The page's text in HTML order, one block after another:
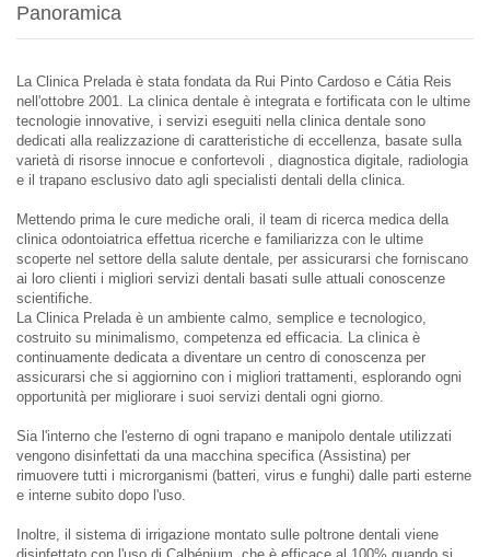
Panoramica
La Clinica Prelada è stata fondata da Rui Pinto Cardoso e Cátia Reis
nell'ottobre 2001. La clinica dentale è integrata e fortificata con le ultime
tecnologie innovative, i servizi eseguiti nella clinica dentale sono
dedicati alla realizzazione di caratteristiche di eccellenza, basate sulla
varietà di risorse innocue e confortevoli , diagnostica digitale, radiologia
e il trapano esclusivo dato agli specialisti dentali della clinica.
Mettendo prima le cure mediche orali, il team di ricerca medica della
clinica odontoiatrica effettua ricerche e familiarizza con le ultime
scoperte nel settore della salute dentale, per assicurarsi che forniscano
ai loro clienti i migliori servizi dentali basati sulle attuali conoscenze
scientifiche.
La Clinica Prelada è un ambiente calmo, semplice e tecnologico,
costruito su minimalismo, competenza ed efficacia. La clinica è
continuamente dedicata a diventare un centro di conoscenza per
assicurarsi che si aggiornino con i migliori trattamenti, esplorando ogni
opportunità per migliorare i suoi servizi dentali ogni giorno.
Sia l'interno che l'esterno di ogni trapano e manipolo dentale utilizzati
vengono disinfettati da una macchina specifica (Assistina) per
rimuovere tutti i microrganismi (batteri, virus e funghi) dalle parti esterne
e interne subito dopo l'uso.
Inoltre, il sistema di irrigazione montato sulle poltrone dentali viene